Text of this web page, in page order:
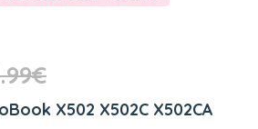
X502 X502C X502CA